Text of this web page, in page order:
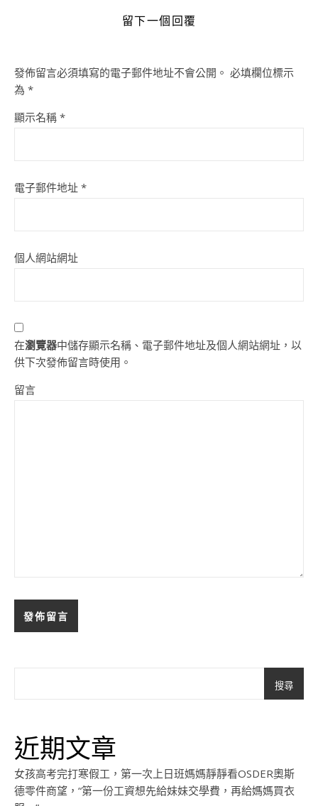
留下一個回覆
發佈留言必須填寫的電子郵件地址不會公開。 必填欄位標示
為 *
顯示名稱 *
電子郵件地址 *
個人網站網址
在瀏覽器中儲存顯示名稱、電子郵件地址及個人網站網址，以
供下次發佈留言時使用。
留言
搜尋
近期文章
女孩高考完打寒假工，第一次上日班媽媽靜靜看OSDER奧斯
德零件商望，“第一份工資想先給妹妹交學費，再給媽媽買衣